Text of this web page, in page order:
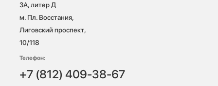
3А, литер Д
м. Пл. Восстания,
Лиговский проспект,
10/118
Телефон:
+7 (812) 409-38-67